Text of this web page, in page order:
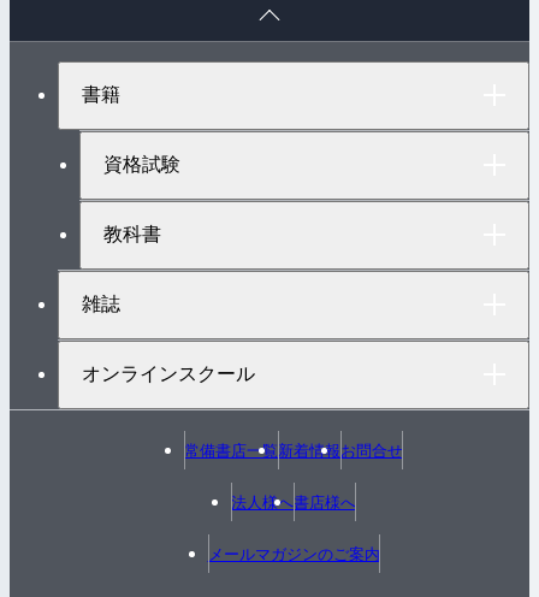
書籍
資格試験
教科書
雑誌
オンラインスクール
常備書店一覧新着情報お問合せ
法人様へ書店様へ
メールマガジンのご案内